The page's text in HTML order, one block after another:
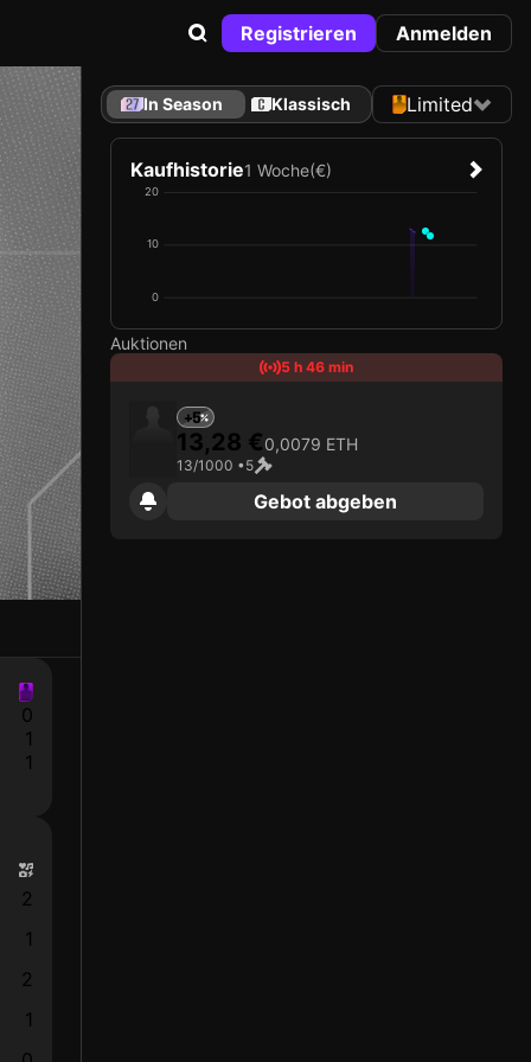
Registrieren Anmelden
0
1
1
2
1
2
1
In Season Klassisch Limited
Kaufhistorie1 Woche(€)
0
10
20
Auktionen
5 h 46 min
+5
13,28 €0,0079 ETH
13/1000 •5
Gebot abgeben